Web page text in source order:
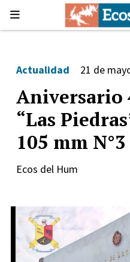
Aniversario
“Las
105 mm N°3
Actualidad 21 de
Ecos del Hum